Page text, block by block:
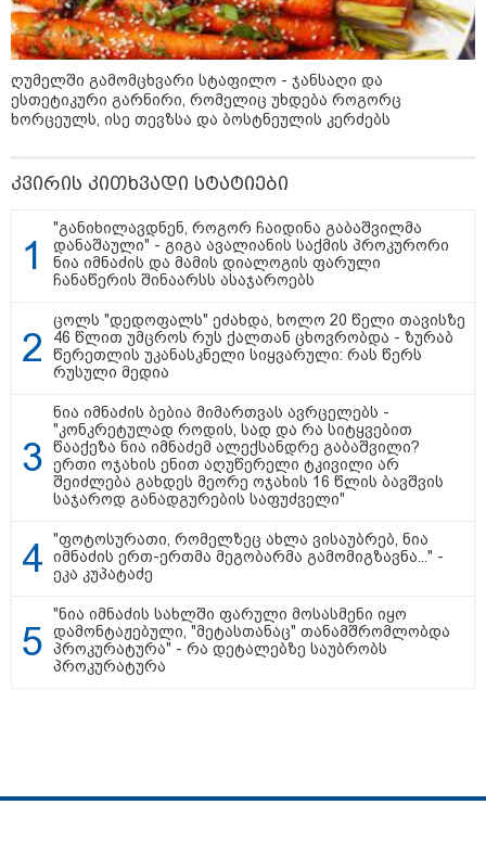
22:30 / 07-08-2026
ინტერნეტში ამაღელვებელი
კადრები ვრცელდება - როგორ
გადაარჩინა 56 წლის კაცმა
ბავშვები აბობოქრებულ ზღვაში
დახრჩობას
"არის პოლარიზაციის კიდევ უფრო
გაღრმავების საფრთხე და ...“
"გონებაში ვალაგებდი, ეს ამბავი
პირველად ვისთვის მეთქვა, ვის
უნდა ჩავექოლე“
"ძალიან მძიმეა ჩემთვის ის, რაც
ღუმელში გამომცხვარი სტაფილო - ჯანსაღი და
ესთეტიკური გარნირი, რომელიც უხდება როგორც
ხორცეულს, ისე თევზსა და ბოსტნეულის კერძებს
კვირის კითხვადი სტატიები
"განიხილავდნენ, როგორ ჩაიდინა გაბაშვილმა
დანაშაული" - გიგა ავალიანის საქმის პროკურორი
ნია იმნაძის და მამის დიალოგის ფარული
ჩანაწერის შინაარსს ასაჯაროებს
ცოლს "დედოფალს" ეძახდა, ხოლო 20 წელი თავისზე
46 წლით უმცროს რუს ქალთან ცხოვრობდა - ზურაბ
წერეთლის უკანასკნელი სიყვარული: რას წერს
რუსული მედია
ნია იმნაძის ბებია მიმართვას ავრცელებს -
"კონკრეტულად როდის, სად და რა სიტყვებით
წააქეზა ნია იმნაძემ ალექსანდრე გაბაშვილი?
ერთი ოჯახის ენით აღუწერელი ტკივილი არ
შეიძლება გახდეს მეორე ოჯახის 16 წლის ბავშვის
საჯაროდ განადგურების საფუძველი"
"ფოტოსურათი, რომელზეც ახლა ვისაუბრებ, ნია
იმნაძის ერთ-ერთმა მეგობარმა გამომიგზავნა..." -
ეკა კუპატაძე
"ნია იმნაძის სახლში ფარული მოსასმენი იყო
დამონტაჟებული, "მეტასთანაც" თანამშრომლობდა
პროკურატურა" - რა დეტალებზე საუბრობს
პროკურატურა